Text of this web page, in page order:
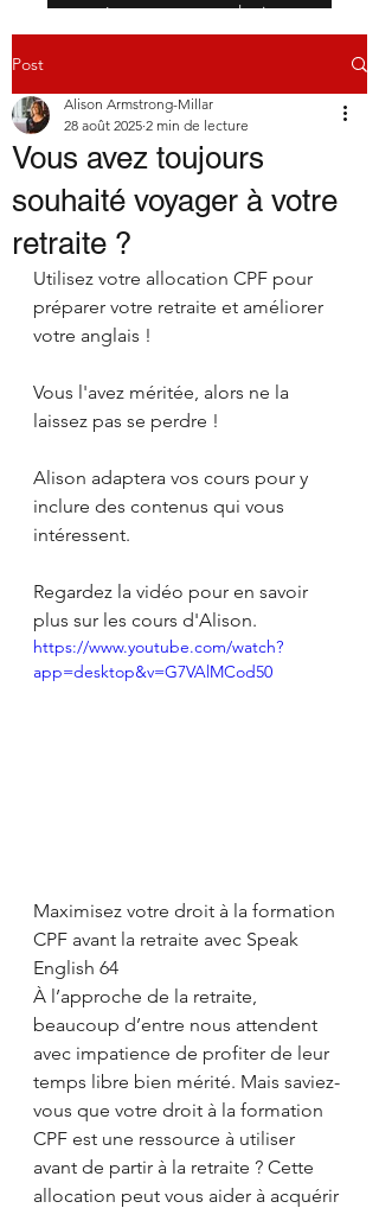
réserver une consultation
Post
Vous avez toujours
souhaité voyager à votre
retraite ?
Alison Armstrong-Millar
28 août 2025 2 min de lecture
Utilisez votre allocation CPF pour
préparer votre retraite et améliorer
votre anglais !
Vous l'avez méritée, alors ne la
laissez pas se perdre !
Alison adaptera vos cours pour y
inclure des contenus qui vous
intéressent.
Regardez la vidéo pour en savoir
plus sur les cours d'Alison.
https://www.youtube.com/watch?
app=desktop&v=G7VAlMCod50
Maximisez votre droit à la formation
CPF avant la retraite avec Speak
English 64
À l’approche de la retraite,
beaucoup d’entre nous attendent
avec impatience de profiter de leur
temps libre bien mérité. Mais saviez-
vous que votre droit à la formation
CPF est une ressource à utiliser
avant de partir à la retraite ? Cette
allocation peut vous aider à acquérir